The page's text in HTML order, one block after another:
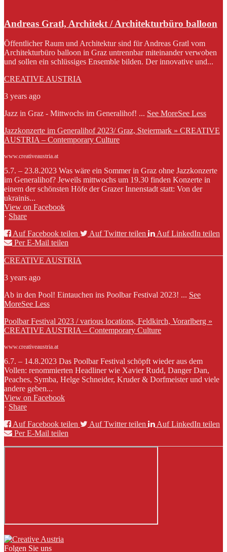
Andreas Gratl, Architekt / Architekturbüro balloon
Öffentlicher Raum und Architektur sind für Andreas Gratl vom
Architekturbüro balloon in Graz untrennbar miteinander verwoben
und sollen ein schlüssiges Ensemble bilden. Der innovative und...
CREATIVE AUSTRIA
3 years ago
Jazz in Graz - Mittwochs im Generalihof! ... See MoreSee Less
Jazzkonzerte im Generalihof 2023/ Graz, Steiermark » CREATIVE
AUSTRIA – Contemporary Culture
www.creativeaustria.at
5.7. – 23.8.2023 Was wäre ein Sommer in Graz ohne Jazzkonzerte
im Generalihof? Jeweils mittwochs um 19.30 finden Konzerte in
einem der schönsten Höfe der Grazer Innenstadt statt: Von der
ukrainis...
View on Facebook
· Share
Auf Facebook teilen
Auf Twitter teilen
Auf LinkedIn teilen
Per E-Mail teilen
CREATIVE AUSTRIA
3 years ago
Ab in den Pool! Eintauchen ins Poolbar Festival 2023! ... See
MoreSee Less
Poolbar Festival 2023 / various locations, Feldkirch, Vorarlberg »
CREATIVE AUSTRIA – Contemporary Culture
www.creativeaustria.at
6.7. – 14.8.2023 Das Poolbar Festival schöpft wieder aus dem
Vollen: renommierten Headliner wie Xavier Rudd, Danger Dan,
Peaches, Symba, Helge Schneider, Kruder & Dorfmeister und viele
andere geben...
View on Facebook
· Share
Auf Facebook teilen
Auf Twitter teilen
Auf LinkedIn teilen
Per E-Mail teilen
Folgen Sie uns